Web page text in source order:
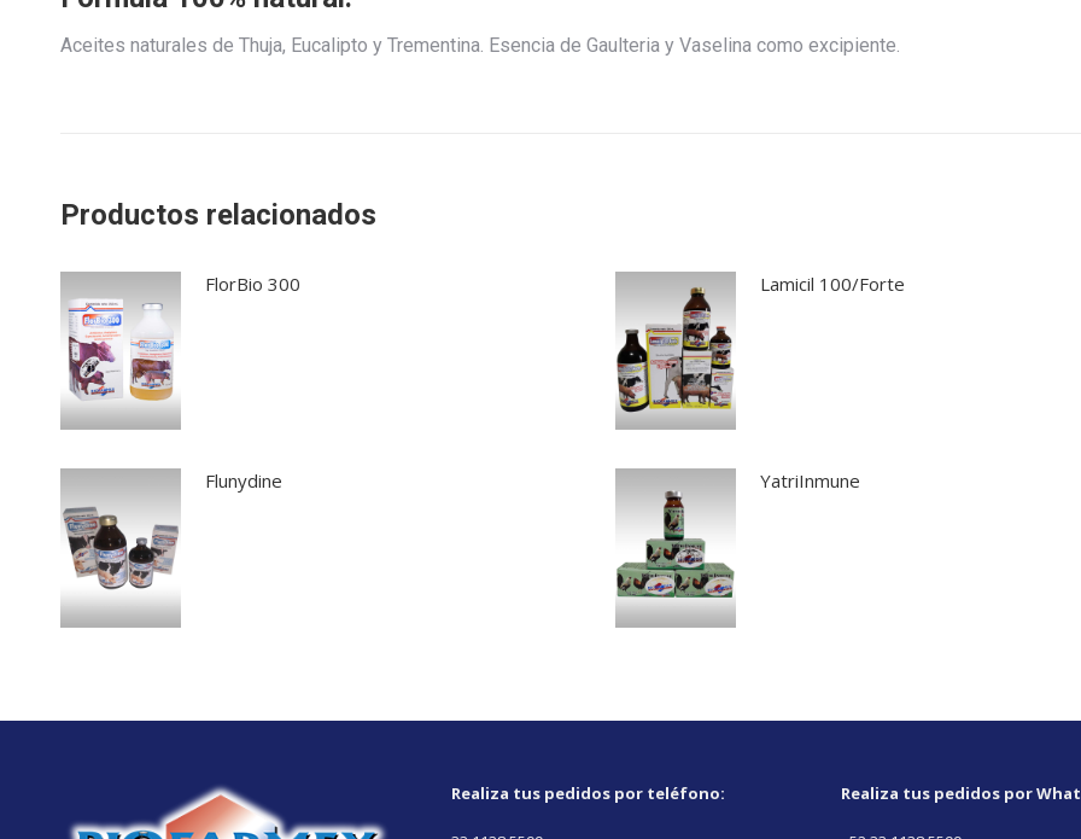
Aceites naturales de Thuja, Eucalipto y Trementina. Esencia de Gaulteria y Vaselina como excipiente.
Productos relacionados
FlorBio 300 Lamicil 100/Forte
Flunydine YatriInmune
Realiza tus pedidos por teléfono: Realiza tus pedidos por